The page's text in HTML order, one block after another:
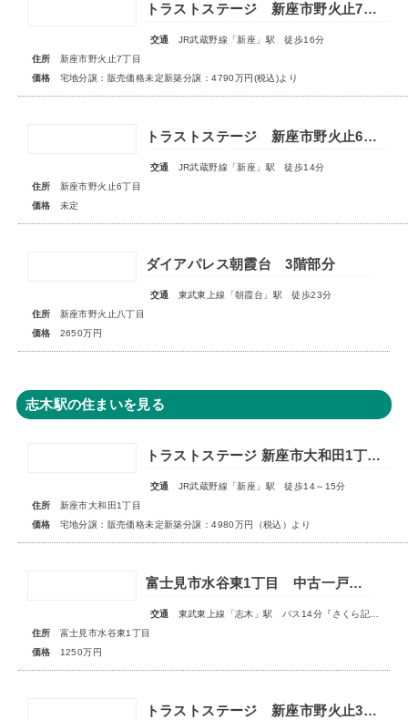
トラストステージ 新座市野火止7丁目51期 全26区画◆第1期分譲3次販売 宅地分譲 販売予告◆◆第2期分譲1次販売 新築分譲住宅 販売開始◆
交通
JR武蔵野線「新座」駅 徒歩16分
住所
新座市野火止7丁目
価格
宅地分譲：販売価格未定新築分譲：4790万円(税込)より
トラストステージ 新座市野火止6丁目41期 全19棟■販売予告■◆第4期 最終分譲 スマイルハウスプロジェクト特別仕様 全3棟◆
交通
JR武蔵野線「新座」駅 徒歩14分
住所
新座市野火止6丁目
価格
未定
ダイアパレス朝霞台 3階部分
交通
東武東上線「朝霞台」駅 徒歩23分
住所
新座市野火止八丁目
価格
2650万円
志木駅の住まいを見る
トラストステージ 新座市大和田1丁目19期 全24区画◆第3期分譲 新築分譲住宅 販売開始◆◆第4期分譲 2次販売 宅地分譲 販売予告◆
交通
JR武蔵野線「新座」駅 徒歩14～15分
住所
新座市大和田1丁目
価格
宅地分譲：販売価格未定新築分譲：4980万円（税込）より
富士見市水谷東1丁目 中古一戸建住宅
交通
東武東上線「志木」駅 バス14分『さくら記念病院前』停歩2分
住所
富士見市水谷東1丁目
価格
1250万円
トラストステージ 新座市野火止3丁目55期 全15区画■第一期分譲 販売予告■